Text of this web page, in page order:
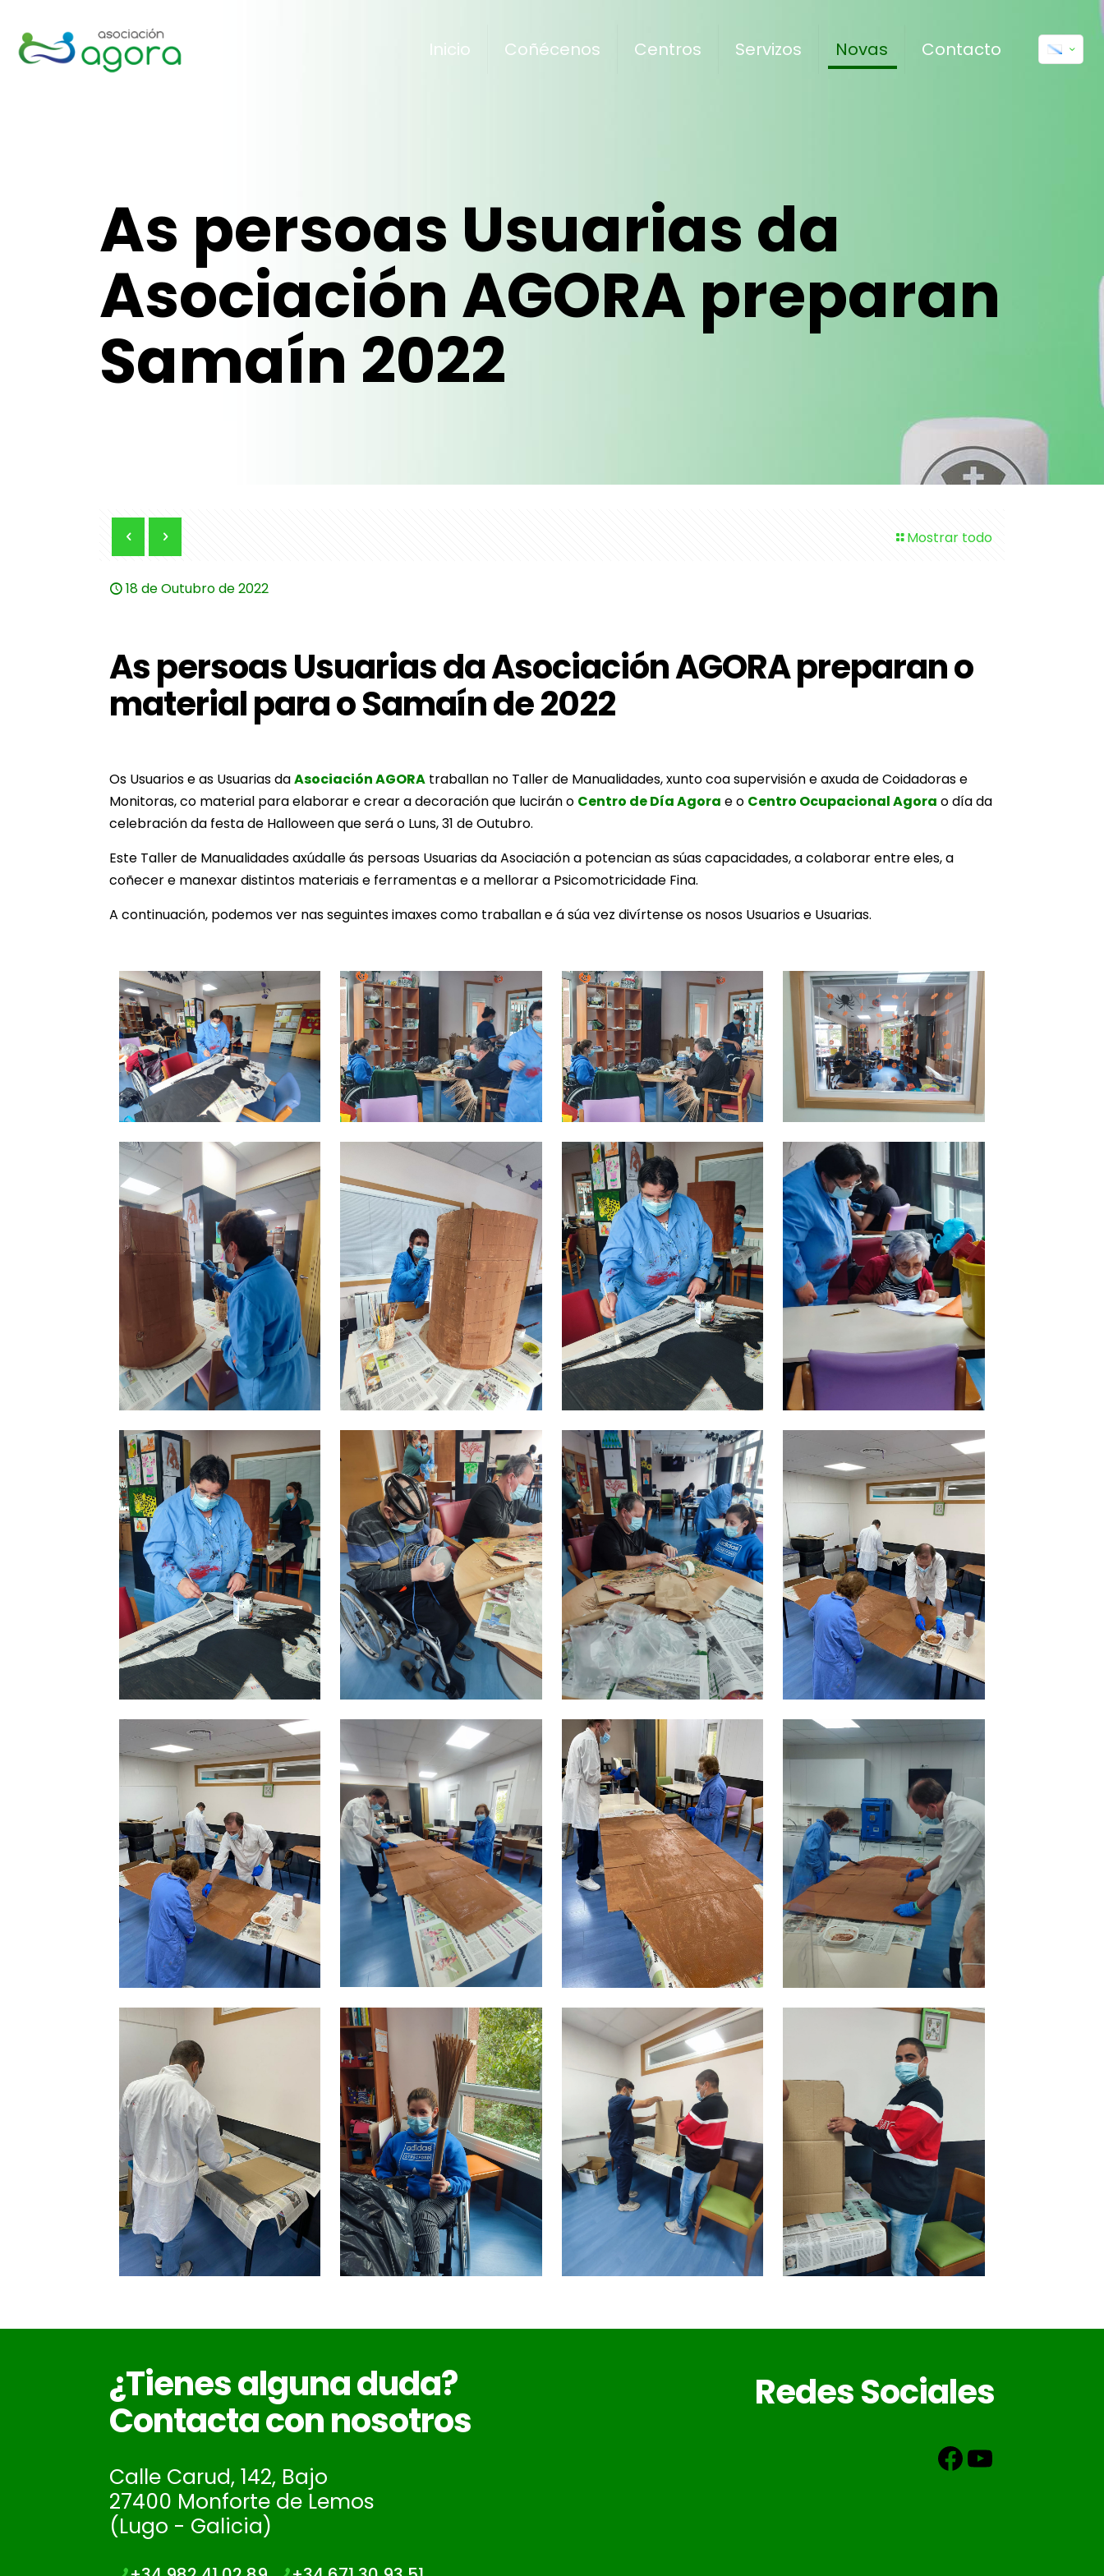
Inicio Coñécenos Centros Servizos Novas Contacto
As persoas Usuarias da
Asociación AGORA preparan
Samaín 2022
Mostrar todo
18 de Outubro de 2022
As persoas Usuarias da Asociación AGORA preparan o
material para o Samaín de 2022
Os Usuarios e as Usuarias daAsociación AGORA traballan no Taller de Manualidades, xunto coa supervisión e axuda de Coidadoras e
Monitoras, co material para elaborar e crear a decoración que lucirán o Centro de Día Agora e o Centro Ocupacional Agora o día da
celebración da festa de Halloween que será o Luns, 31 de Outubro.
Este Taller de Manualidades axúdalle ás persoas Usuarias da Asociación a potencian as súas capacidades, a colaborar entre eles, a
coñecer e manexar distintos materiais e ferramentas e a mellorar a Psicomotricidade Fina.
A continuación, podemos ver nas seguintes imaxes como traballan e á súa vez divírtense os nosos Usuarios e Usuarias.
¿Tienes alguna duda?
Contacta con nosotros
Calle Carud, 142, Bajo
27400 Monforte de Lemos
(Lugo - Galicia)
Redes Sociales
Facebook
YouTube